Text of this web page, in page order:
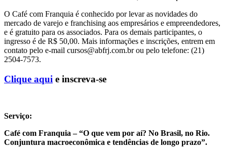
O Café com Franquia é conhecido por levar as novidades do
mercado de varejo e franchising aos empresários e empreendedores,
e é gratuito para os associados. Para os demais participantes, o
ingresso é de R$ 50,00. Mais informações e inscrições, entrem em
contato pelo e-mail cursos@abfrj.com.br ou pelo telefone: (21)
2504-7573.
Clique aqui e inscreva-se
Serviço:
Café com Franquia – “O que vem por aí? No Brasil, no Rio.
Conjuntura macroeconômica e tendências de longo prazo”.